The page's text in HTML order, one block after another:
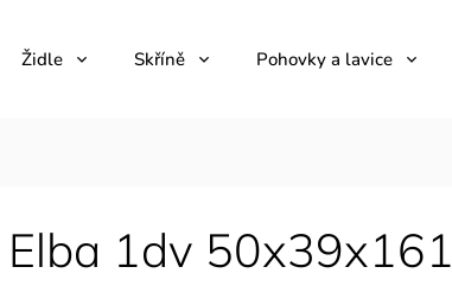
Židle Skříně Pohovky a lavice
1dv 50x39x161